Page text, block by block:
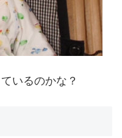
いるのかな？